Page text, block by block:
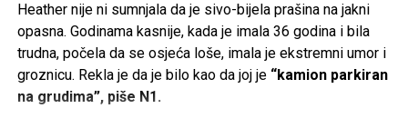
Tweet Share
Mail
Heather nije ni sumnjala da je sivo-bijela prašina na jakni
opasna. Godinama kasnije, kada je imala 36 godina i bila
trudna, počela da se osjeća loše, imala je ekstremni umor i
groznicu. Rekla je da je bilo kao da joj je “kamion parkiran
na grudima”, piše N1.